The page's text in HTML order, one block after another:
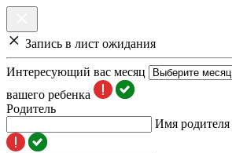
Запись в лист ожидания
Интересующий вас месяц
вашего ребенка
Родитель
Имя родителя